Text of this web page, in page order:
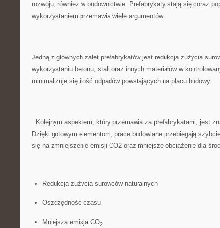
rozwoju, również ⁢w ⁤budownictwie. Prefabrykaty stają się coraz
wykorzystaniem przemawia wiele argumentów.
Jedną z głównych ⁢zalet prefabrykatów jest redukcja zużycia
wykorzystaniu ⁤betonu, stali oraz innych materiałów w
minimalizuje się ilość⁤ odpadów‍ powstających na placu budowy.
Kolejnym aspektem, który przemawia za prefabrykatami, jest
Dzięki ⁢gotowym elementom, prace budowlane przebiegają
⁢się​ na zmniejszenie emisji CO2 oraz mniejsze obciążenie dla
Redukcja zużycia surowców ​naturalnych
Oszczędność⁢ czasu
Mniejsza ‍emisja‍ CO2